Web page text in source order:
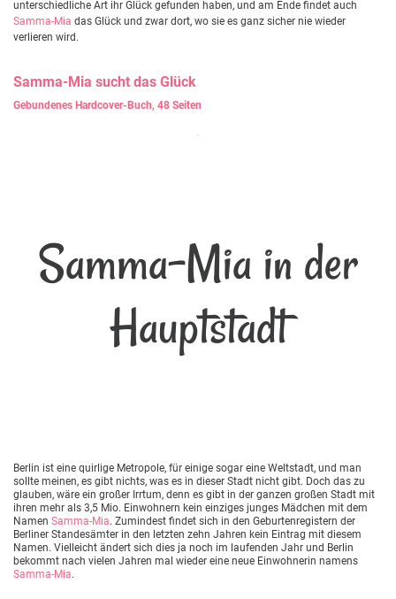
unterschiedliche Art ihr Glück gefunden haben, und am Ende findet auch
Samma-Mia das Glück und zwar dort, wo sie es ganz sicher nie wieder
verlieren wird.
Samma-Mia sucht das Glück
Gebundenes Hardcover-Buch, 48 Seiten
Samma-Mia in der
Hauptstadt
Berlin ist eine quirlige Metropole, für einige sogar eine Weltstadt, und man
sollte meinen, es gibt nichts, was es in dieser Stadt nicht gibt. Doch das zu
glauben, wäre ein großer Irrtum, denn es gibt in der ganzen großen Stadt mit
ihren mehr als 3,5 Mio. Einwohnern kein einziges junges Mädchen mit dem
Namen Samma-Mia. Zumindest findet sich in den Geburtenregistern der
Berliner Standesämter in den letzten zehn Jahren kein Eintrag mit diesem
Namen. Vielleicht ändert sich dies ja noch im laufenden Jahr und Berlin
bekommt nach vielen Jahren mal wieder eine neue Einwohnerin namens
Samma-Mia.